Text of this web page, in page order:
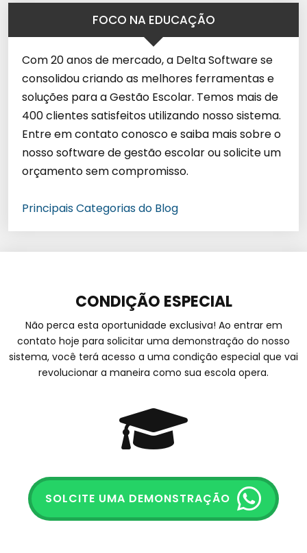
FOCO NA EDUCAÇÃO
Com 20 anos de mercado, a Delta Software se
consolidou criando as melhores ferramentas e
soluções para a Gestão Escolar. Temos mais de
400 clientes satisfeitos utilizando nosso sistema.
Entre em contato conosco e saiba mais sobre o
nosso software de gestão escolar ou solicite um
orçamento sem compromisso.
Principais Categorias do Blog
CONDIÇÃO ESPECIAL
Não perca esta oportunidade exclusiva! Ao entrar em
contato hoje para solicitar uma demonstração do nosso
sistema, você terá acesso a uma condição especial que vai
revolucionar a maneira como sua escola opera.
SOLCITE UMA DEMONSTRAÇÃO